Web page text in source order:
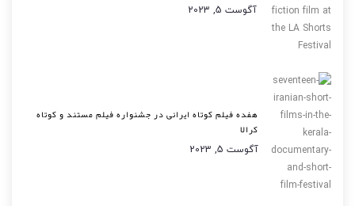
آگوست 5, 2023
هفده فیلم کوتاه ایرانی در جشنواره فیلم مستند و کوتاه
کرالا
آگوست 5, 2023